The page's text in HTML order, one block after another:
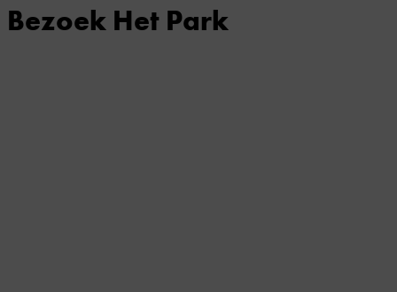
Bezoek Het Park